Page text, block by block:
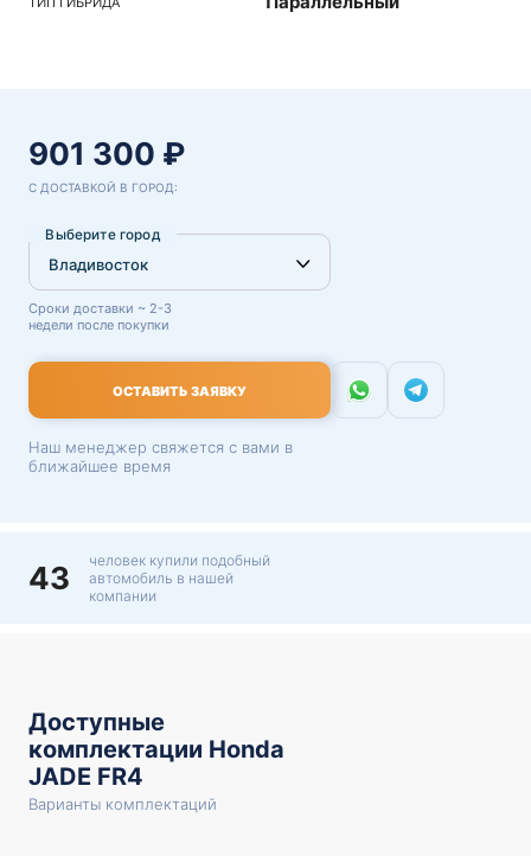
901 300 ₽
С ДОСТАВКОЙ В ГОРОД:
Выберите город
Сроки доставки ~ 2-3
недели после покупки
ОСТАВИТЬ ЗАЯВКУ
Наш менеджер свяжется с вами в
ближайшее время
43
человек купили подобный
автомобиль в нашей
компании
Доступные
комплектации Honda
JADE FR4
Варианты комплектаций